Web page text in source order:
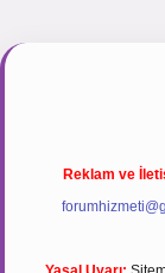
Reklam ve